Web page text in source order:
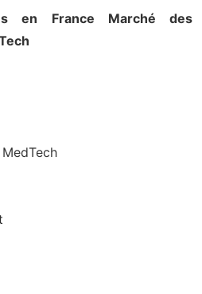
en France Marché des